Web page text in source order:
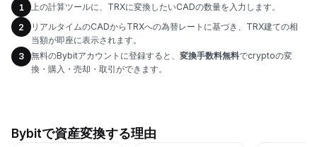
1
上の計算ツールに、TRXに変換したいCADの数量を入力します。
2
リアルタイムのCADからTRXへの為替レートに基づき、TRX建ての相
当額が即座に表示されます。
3
無料のBybitアカウントに登録すると、 変換手数料無料でcryptoの変
換・購入・売却・取引ができます。
Bybitで資産変換する理由